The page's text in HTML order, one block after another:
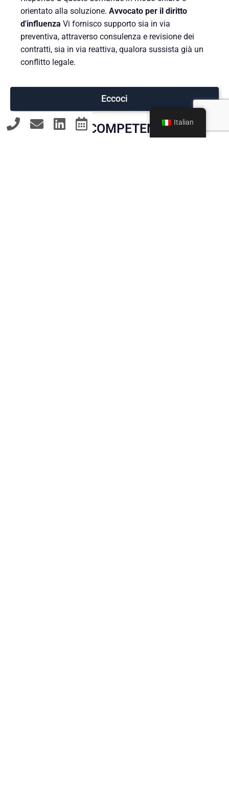
orientato alla soluzione. Avvocato per il diritto
d'influenza Vi fornisco supporto sia in via
preventiva, attraverso consulenza e revisione dei
contratti, sia in via reattiva, qualora sussista già un
conflitto legale.
Eccoci
PERSONALE, COMPETENTE EItalian